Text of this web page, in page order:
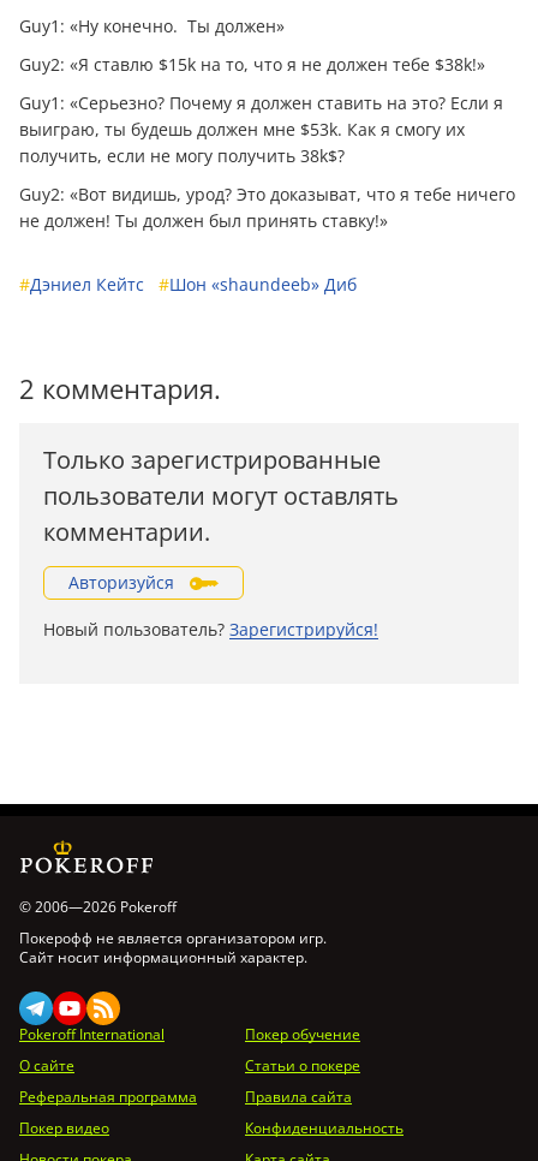
Guy1: «Ну конечно. Ты должен»
Guy2: «Я ставлю $15k на то, что я не должен тебе $38k!»
Guy1: «Серьезно? Почему я должен ставить на это? Если я
выиграю, ты будешь должен мне $53k. Как я смогу их
получить, если не могу получить 38k$?
Guy2: «Вот видишь, урод? Это доказыват, что я тебе ничего
не должен! Ты должен был принять ставку!»
#Дэниел Кейтс #Шон «shaundeeb» Диб
2 комментария.
Только зарегистрированные
пользователи могут оставлять
комментарии.
Авторизуйся
Новый пользователь? Зарегистрируйся!
© 2006—2026 Pokeroff
Покерофф не является организатором игр.
Сайт носит информационный характер.
Pokeroff International
Покер обучение
О сайте
Статьи о покере
Реферальная программа
Правила сайта
Покер видео
Конфиденциальность